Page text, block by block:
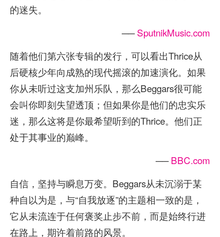
的迷失。
──SputnikMusic.com
随着他们第六张专辑的发行，可以看出Thrice从
后硬核少年向成熟的现代摇滚的加速演化。如果
你从未听过这支加州乐队，那么Beggars很可能
会叫你即刻失望透顶；但如果你是他们的忠实乐
迷，那么这将是你最希望听到的Thrice。他们正
处于其事业的巅峰。
──BBC.com
自信，坚持与瞬息万变。Beggars从未沉溺于某
种自以为是，与“自我放逐”的主题相一致的是，
它从未流连于任何褒奖止步不前，而是始终行进
在路上，期许着前路的风景。